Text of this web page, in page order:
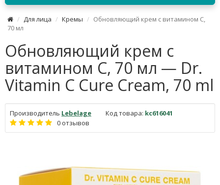
Для лица Кремы
Обновляющий крем с витамином С,
70 мл
Обновляющий крем с
витамином С, 70 мл — Dr.
Vitamin C Cure Cream, 70 ml
Производитель Lebelage Код товара: kc616041
0 отзывов